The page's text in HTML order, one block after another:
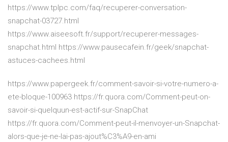
https://www.tplpc.com/faq/recuperer-conversation-
snapchat-03727.html
https://www.aiseesoft.fr/support/recuperer-messages-
snapchat.html https://www.pausecafein.fr/geek/snapchat-
astuces-cachees.html
https://www.papergeek.fr/comment-savoir-si-votre-numero-a-
ete-bloque-100963 https://fr.quora.com/Comment-peut-on-
savoir-si-quelquun-est-actif-sur-SnapChat
https://fr.quora.com/Comment-peut-il-menvoyer-un-Snapchat-
alors-que-je-ne-lai-pas-ajout%C3%A9-en-ami